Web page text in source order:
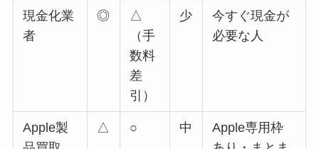
現金化業
者
◎
△
（手
数料
差
引）
少
今すぐ現金が
必要な人
Apple製
△ ○ 中
Apple専用枠